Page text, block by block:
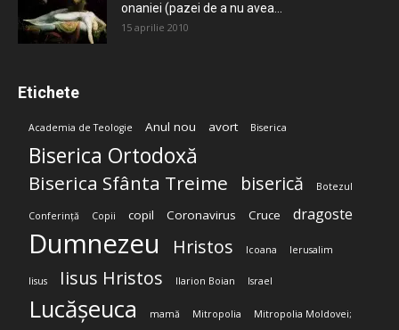
onaniei (pazei de a nu avea...
15 aprilie 2010
Etichete
Academia de Teologie Anul nou avort Biserica
Biserica Ortodoxă
Biserica Sfânta Treime biserică Botezul
Conferință Copii copil Coronavirus Cruce dragoste
Dumnezeu Hristos Icoana Ierusalim
Iisus Iisus Hristos Ilarion Boian Israel
Lucășeuca mamă Mitropolia Mitropolia Moldovei;